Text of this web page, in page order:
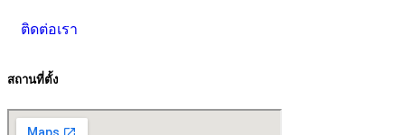
ติดต่อเรา
สถานที่ตั้ง